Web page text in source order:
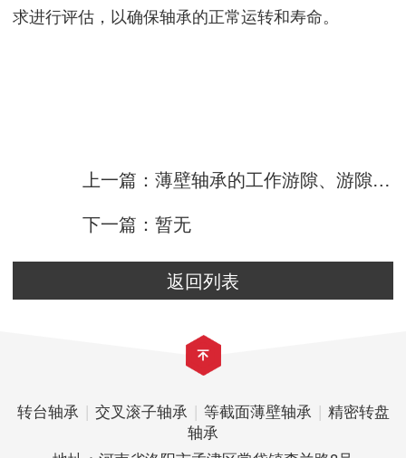
求进行评估，以确保轴承的正常运转和寿命。
上一篇：薄壁轴承的工作游隙、游隙失效的原因
下一篇：暂无
返回列表
转台轴承 | 交叉滚子轴承 | 等截面薄壁轴承 | 精密转盘
轴承